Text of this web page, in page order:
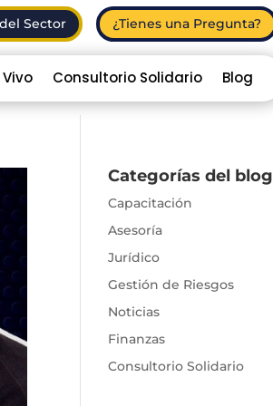
Sector ¿Tienes una Pregunta?
Consultorio Solidario Blog
Categorías del blog
Capacitación
Asesoría
Jurídico
Gestión de Riesgos
Noticias
Finanzas
Consultorio Solidario